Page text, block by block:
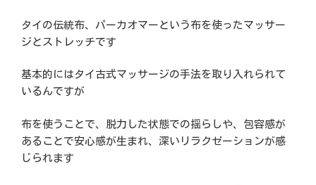
タイの伝統布、パーカオマーという布を使ったマッサー
ジとストレッチです
基本的にはタイ古式マッサージの手法を取り入れられて
いるんですが
布を使うことで、脱力した状態での揺らしや、包容感が
あることで安心感が生まれ、深いリラクゼーションが感
じられます